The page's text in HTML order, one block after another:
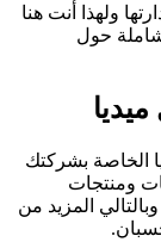
ولهذا أنت هنا
حول
الخاصة بشركتك
ومنتجات
المزيد من